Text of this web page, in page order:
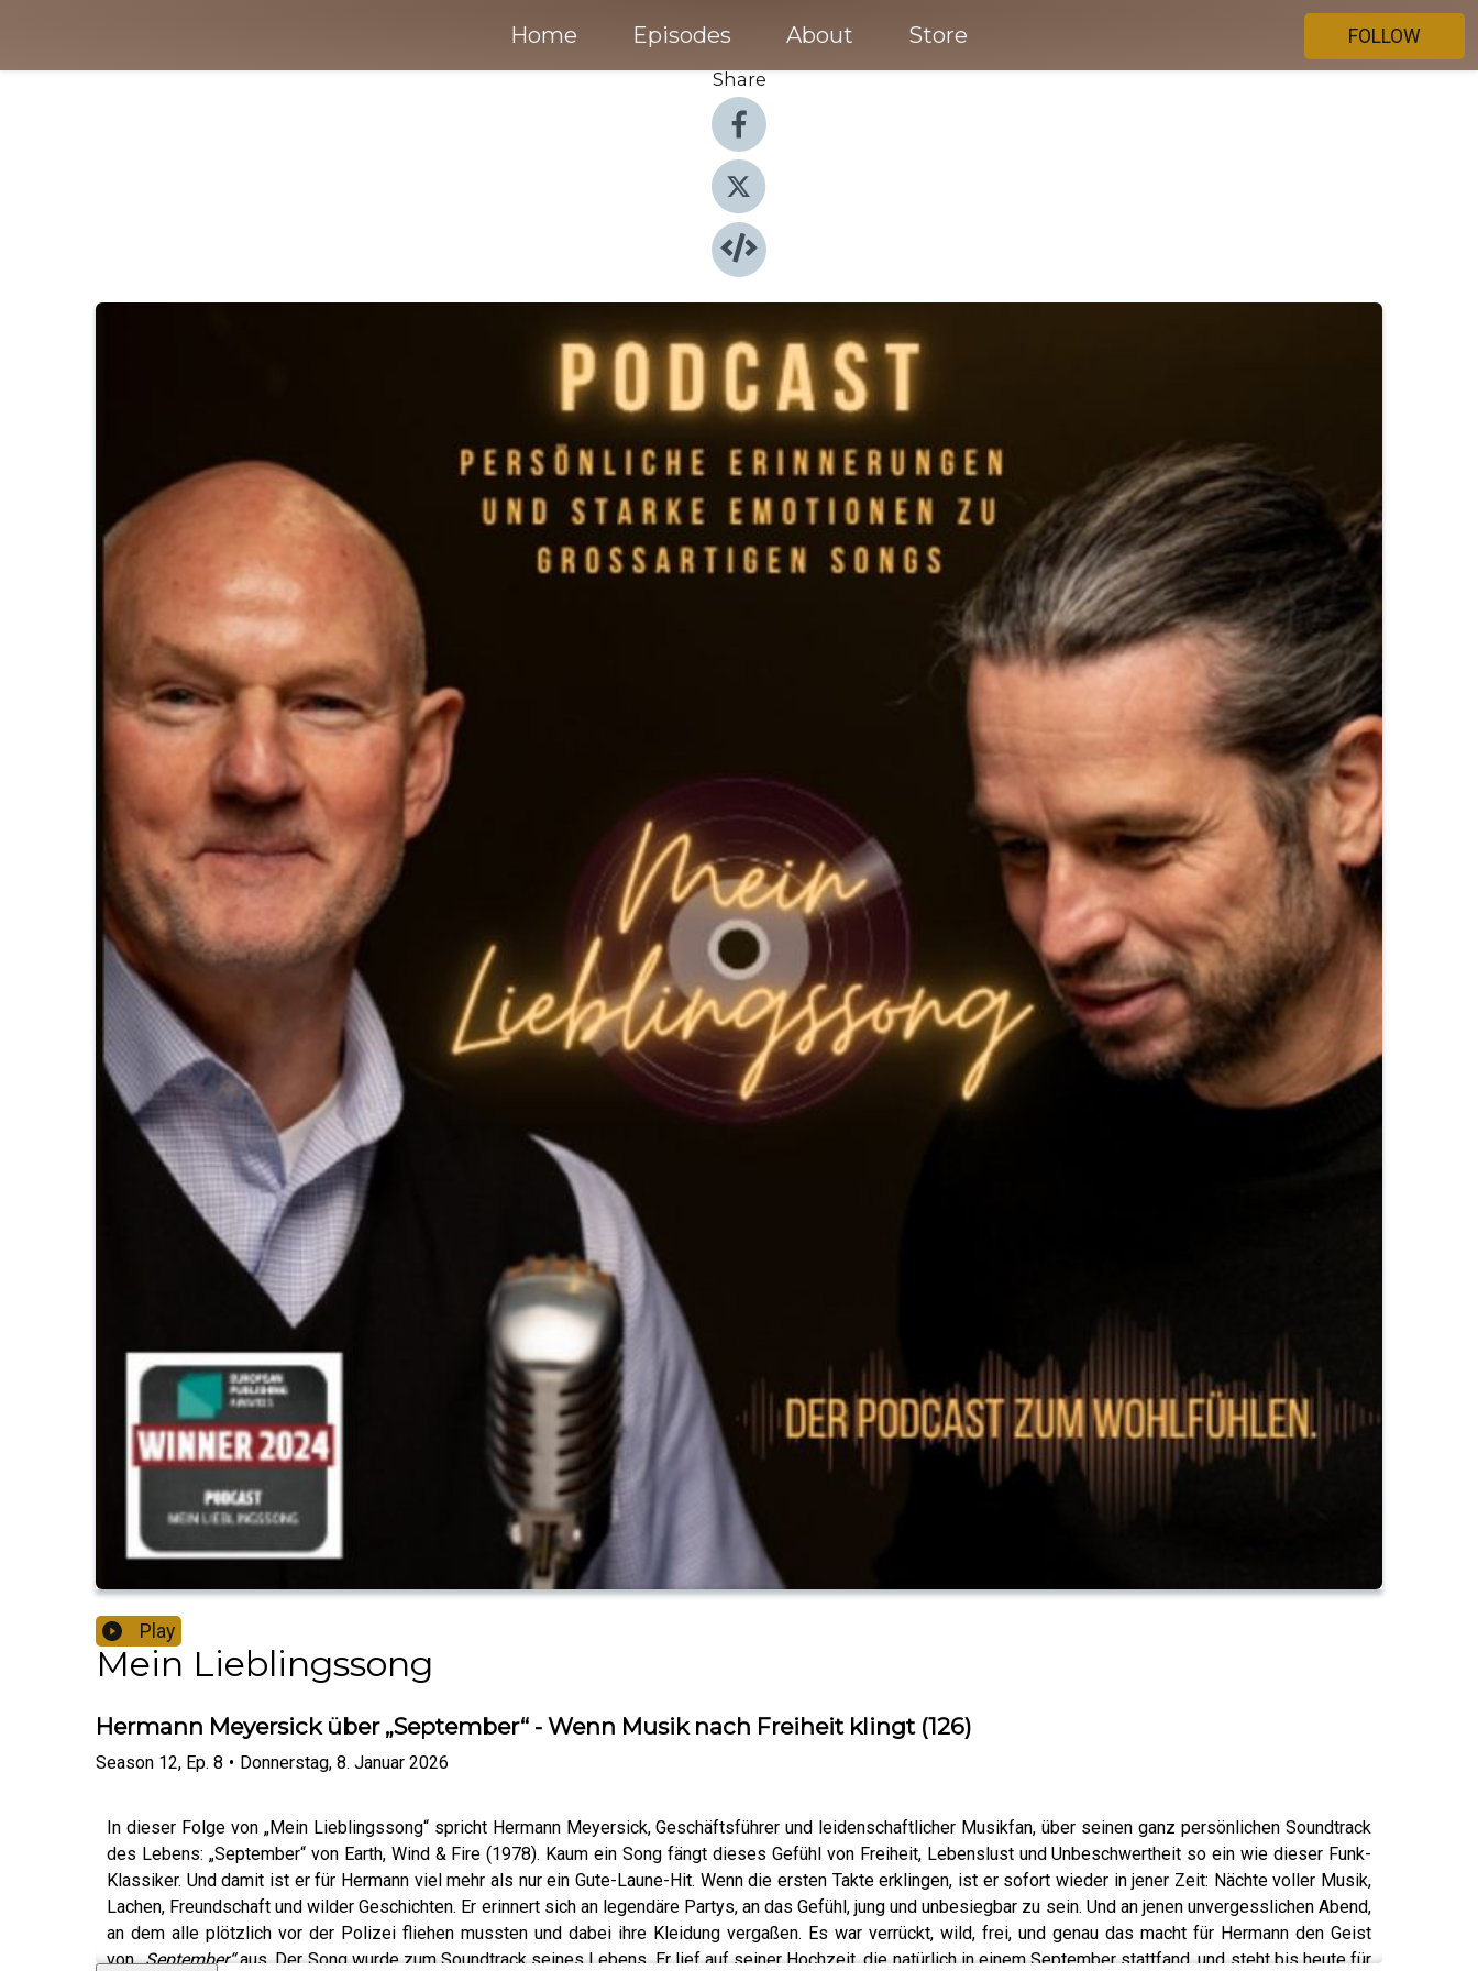
Home Episodes About Store
FOLLOW
Share
Play
Mein Lieblingssong
Hermann Meyersick über „September“ - Wenn Musik nach Freiheit klingt (126)
Season 12, Ep. 8 • Donnerstag, 8. Januar 2026
In dieser Folge von „Mein Lieblingssong“ spricht Hermann Meyersick, Geschäftsführer und leidenschaftlicher Musikfan, über seinen ganz persönlichen Soundtrack
des Lebens: „September“ von Earth, Wind & Fire (1978). Kaum ein Song fängt dieses Gefühl von Freiheit, Lebenslust und Unbeschwertheit so ein wie dieser Funk-
Klassiker. Und damit ist er für Hermann viel mehr als nur ein Gute-Laune-Hit. Wenn die ersten Takte erklingen, ist er sofort wieder in jener Zeit: Nächte voller Musik,
Lachen, Freundschaft und wilder Geschichten. Er erinnert sich an legendäre Partys, an das Gefühl, jung und unbesiegbar zu sein. Und an jenen unvergesslichen Abend,
an dem alle plötzlich vor der Polizei fliehen mussten und dabei ihre Kleidung vergaßen. Es war verrückt, wild, frei, und genau das macht für Hermann den Geist
von„September“aus. Der Song wurde zum Soundtrack seines Lebens. Er lief auf seiner Hochzeit, die natürlich in einem September stattfand, und steht bis heute für